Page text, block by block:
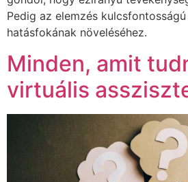
Pedig az elemzés
hatásfokának növeléséhez.
Minden, amit
virtuális